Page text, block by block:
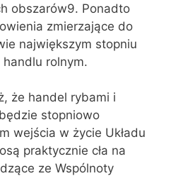
obszarów9. Ponadto
zmierzające do
największym stopniu
rolnym.
że handel rybami i
stopniowo
wejścia w życie Układu
praktycznie cła na
ze Wspólnoty